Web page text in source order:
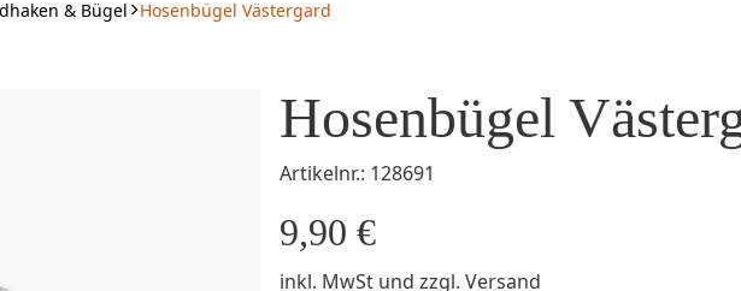
& Bügel Hosenbügel Västergard
Hosenbügel
Artikelnr.: 128691
9,90 €
inkl. MwSt und zzgl. Versand